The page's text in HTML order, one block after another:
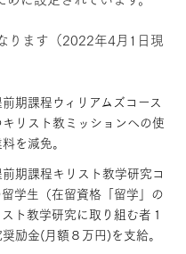
ります（2022年4月1日現
期課程ウィリアムズコース
リスト教ミッションへの使
を減免。
期課程キリスト教学研究コ
学生（在留資格「留学」の
ト教学研究に取り組む者１
励金(月額８万円)を支給。